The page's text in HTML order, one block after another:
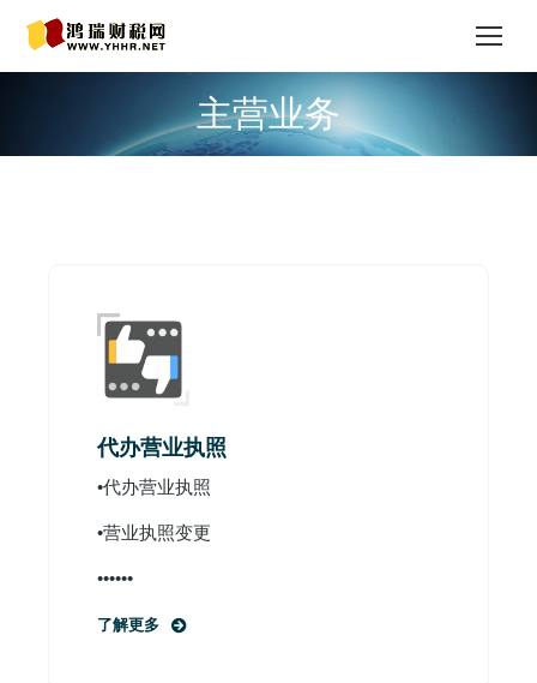
主营业务
您在这里：
代办营业执照
•代办营业执照
•营业执照变更
••••••
了解更多